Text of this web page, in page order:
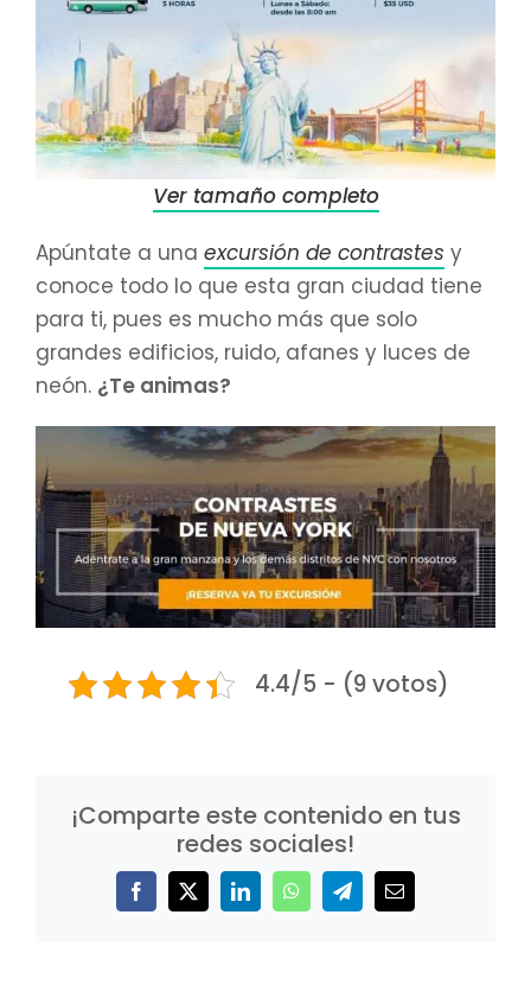
Ver tamaño completo
Apúntate a una excursión de contrastes y
conoce todo lo que esta gran ciudad tiene
para ti, pues es mucho más que solo
grandes edificios, ruido, afanes y luces de
neón. ¿Te animas?
4.4/5 - (9 votos)
¡Comparte este contenido en tus
redes sociales!
Facebook
X LinkedInWhatsAppTelegramCorreo
electrónico